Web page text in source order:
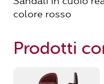
colore rosso
Prodotti